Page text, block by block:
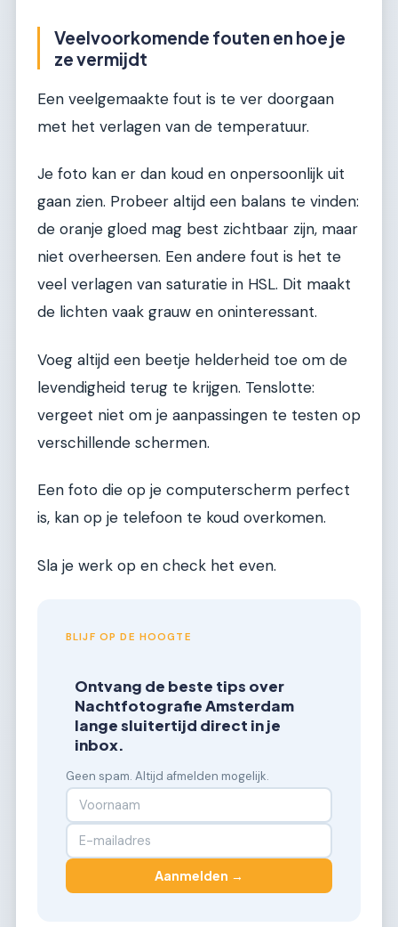
Veelvoorkomende fouten en hoe je
ze vermijdt
Een veelgemaakte fout is te ver doorgaan
met het verlagen van de temperatuur.
Je foto kan er dan koud en onpersoonlijk uit
gaan zien. Probeer altijd een balans te vinden:
de oranje gloed mag best zichtbaar zijn, maar
niet overheersen. Een andere fout is het te
veel verlagen van saturatie in HSL. Dit maakt
de lichten vaak grauw en oninteressant.
Voeg altijd een beetje helderheid toe om de
levendigheid terug te krijgen. Tenslotte:
vergeet niet om je aanpassingen te testen op
verschillende schermen.
Een foto die op je computerscherm perfect
is, kan op je telefoon te koud overkomen.
Sla je werk op en check het even.
BLIJF OP DE HOOGTE
Ontvang de beste tips over
Nachtfotografie Amsterdam
lange sluitertijd direct in je
inbox.
Geen spam. Altijd afmelden mogelijk.
Aanmelden →